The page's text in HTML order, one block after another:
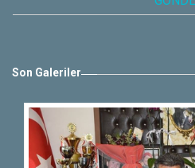
Son Galeriler